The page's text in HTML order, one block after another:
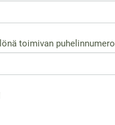
toimivan puhelinnumero